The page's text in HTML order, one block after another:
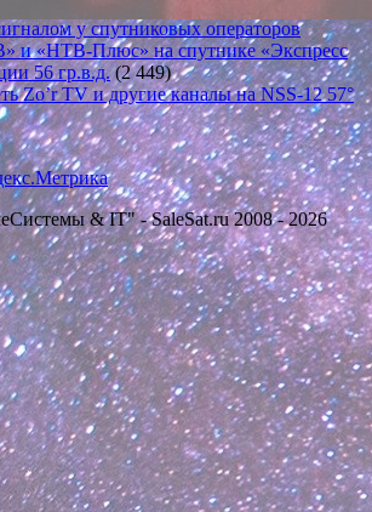
у спутниковых операторов
и «НТВ-Плюс» на спутнике «Экспресс
56 гр.в.д. (2 449)
Zo’r TV и другие каналы на NSS-12 57°
& IT" - SaleSat.ru 2008 - 2026